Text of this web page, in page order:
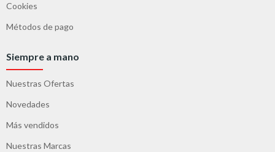
Cookies
Métodos de pago
Siempre a mano
Nuestras Ofertas
Novedades
Más vendidos
Nuestras Marcas